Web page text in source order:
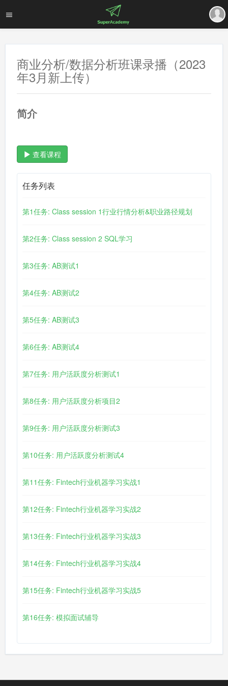
商业分析/数据分析班课录播（2023
年3月新上传）
简介
查看课程
任务列表
第1任务: Class session 1行业行情分析&职业路径规划
第2任务: Class session 2 SQL学习
第3任务: AB测试1
第4任务: AB测试2
第5任务: AB测试3
第6任务: AB测试4
第7任务: 用户活跃度分析测试1
第8任务: 用户活跃度分析项目2
第9任务: 用户活跃度分析测试3
第10任务: 用户活跃度分析测试4
第11任务: Fintech行业机器学习实战1
第12任务: Fintech行业机器学习实战2
第13任务: Fintech行业机器学习实战3
第14任务: Fintech行业机器学习实战4
第15任务: Fintech行业机器学习实战5
第16任务: 模拟面试辅导